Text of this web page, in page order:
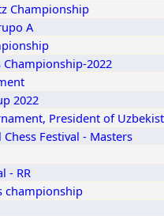
Championship
A
2022
2022
President of
Festival - Masters
- RR
championship